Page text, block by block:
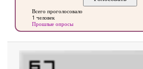
Всего проголосовало
1 человек
Прошлые опросы